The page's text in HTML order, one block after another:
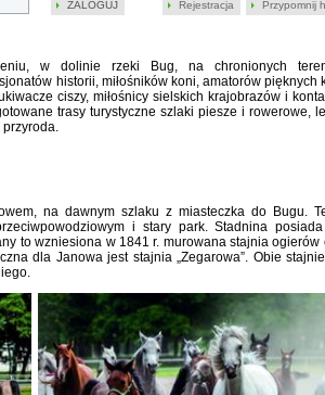
ZALOGUJ Rejestracja Przypomnij
w dolinie rzeki Bug, na chronionych
historii, miłośników koni, amatorów pięknych
ciszy, miłośnicy sielskich krajobrazów i
trasy turystyczne szlaki piesze i rowerowe,
na dawnym szlaku z miasteczka do Bugu.
i stary park. Stadnina
to wzniesiona w 1841 r. murowana stajnia ogierów
dla Janowa jest stajnia „Zegarowa”. Obie